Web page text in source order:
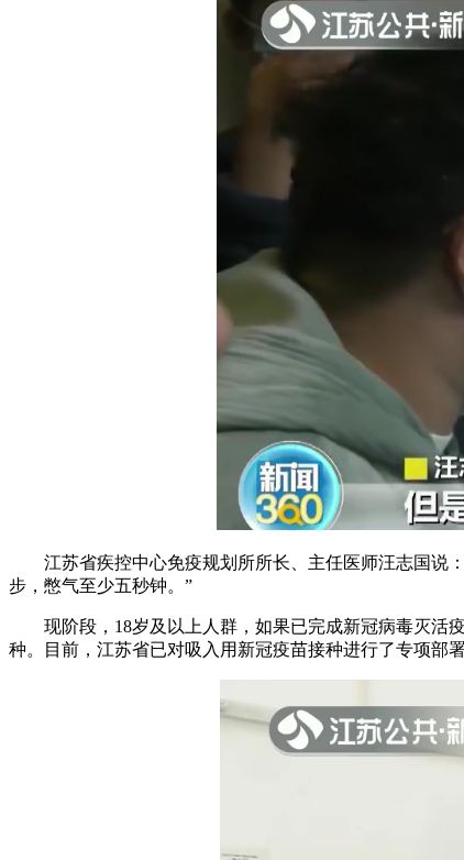
江苏省疾控中心免疫规划所所长、主任医师汪志国说：
步，憋气至少五秒钟。”
现阶段，18岁及以上人群，如果已完成新冠病毒灭活疫
种。目前，江苏省已对吸入用新冠疫苗接种进行了专项部